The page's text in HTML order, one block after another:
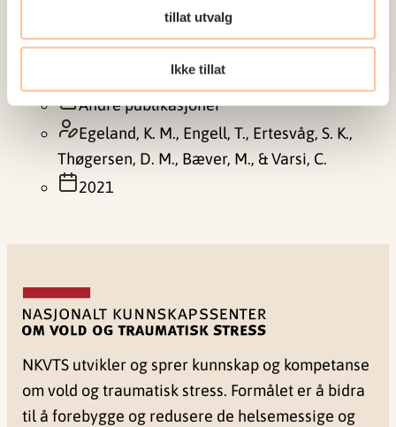
tillat utvalg
Ikke tillat
Effektive tiltak mot psykiske lidelser,
mobbing og kriminalitet blir ikke tatt i
bruk.
Andre publikasjoner
Egeland, K. M., Engell, T., Ertesvåg, S. K.,
Thøgersen, D. M., Bæver, M., & Varsi, C.
2021
NKVTS utvikler og sprer kunnskap og kompetanse
om vold og traumatisk stress. Formålet er å bidra
til å forebygge og redusere de helsemessige og